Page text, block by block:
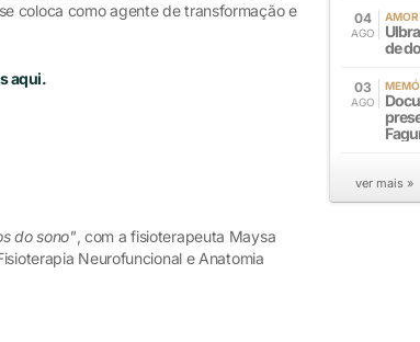
coloca como agente de transformação e
aqui.
do sono", com a fisioterapeuta Maysa
Neurofuncional e Anatomia
04
AGO
de
03
AGO
ver mais »